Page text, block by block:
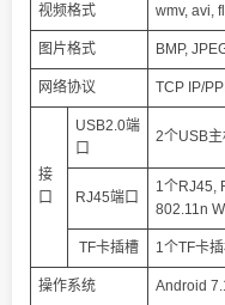
视频格式 wmv, avi,
图片格式 BMP,
网络协议 TCP IP/
接
口
USB2.0端
口
2个USB
RJ45端口
1个RJ45,
802.11n
TF卡插槽 1个TF卡
操作系统 Android